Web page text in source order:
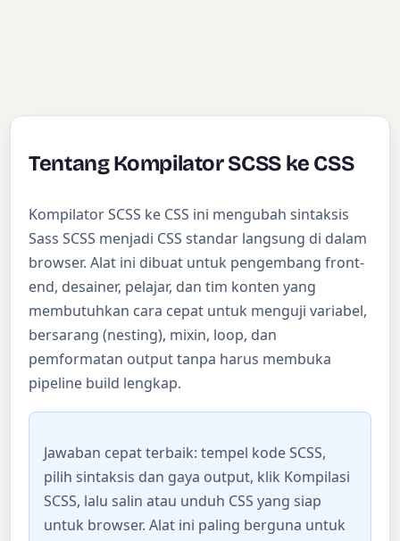
Tentang Kompilator SCSS ke CSS
Kompilator SCSS ke CSS ini mengubah sintaksis
Sass SCSS menjadi CSS standar langsung di dalam
browser. Alat ini dibuat untuk pengembang front-
end, desainer, pelajar, dan tim konten yang
membutuhkan cara cepat untuk menguji variabel,
bersarang (nesting), mixin, loop, dan
pemformatan output tanpa harus membuka
pipeline build lengkap.
Jawaban cepat terbaik: tempel kode SCSS,
pilih sintaksis dan gaya output, klik Kompilasi
SCSS, lalu salin atau unduh CSS yang siap
untuk browser. Alat ini paling berguna untuk